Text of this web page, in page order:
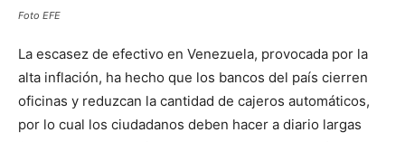
Foto EFE
La escasez de efectivo en Venezuela, provocada por la
alta inflación, ha hecho que los bancos del país cierren
oficinas y reduzcan la cantidad de cajeros automáticos,
por lo cual los ciudadanos deben hacer a diario largas